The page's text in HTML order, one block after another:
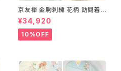
京友禅 金駒刺繍 花柄 訪問着
正絹 水色 黄緑 パステルカラー
アイスグリーン 1433
¥34,920
10%OFF